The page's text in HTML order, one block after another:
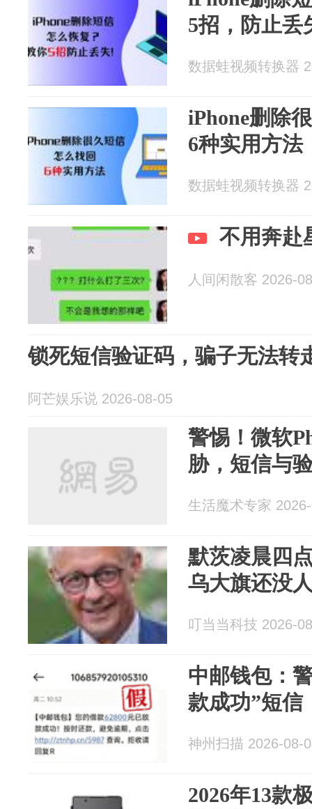
5招，防止丢
数据蛙视频转换器
iPhone删除
6种实用方法
数据蛙视频转换器
不用奔赴
人间闲散客 2026-
锁死短信验证码，骗子无法转
阿芒娱乐说 2026-08-05
警惕！微软
胁，短信与
生活魔术专家
默茨凌晨四
乌大旗还没
叮当当科技 2026-
中邮钱包：
款成功”短信
神州扫描 2026-08-
2026年13款